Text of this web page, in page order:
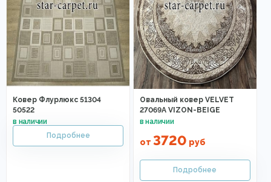
Ковер Флурлюкс 51304
50522
Овальный ковер VELVET
27069A VIZON-BEIGE
от 3720 руб